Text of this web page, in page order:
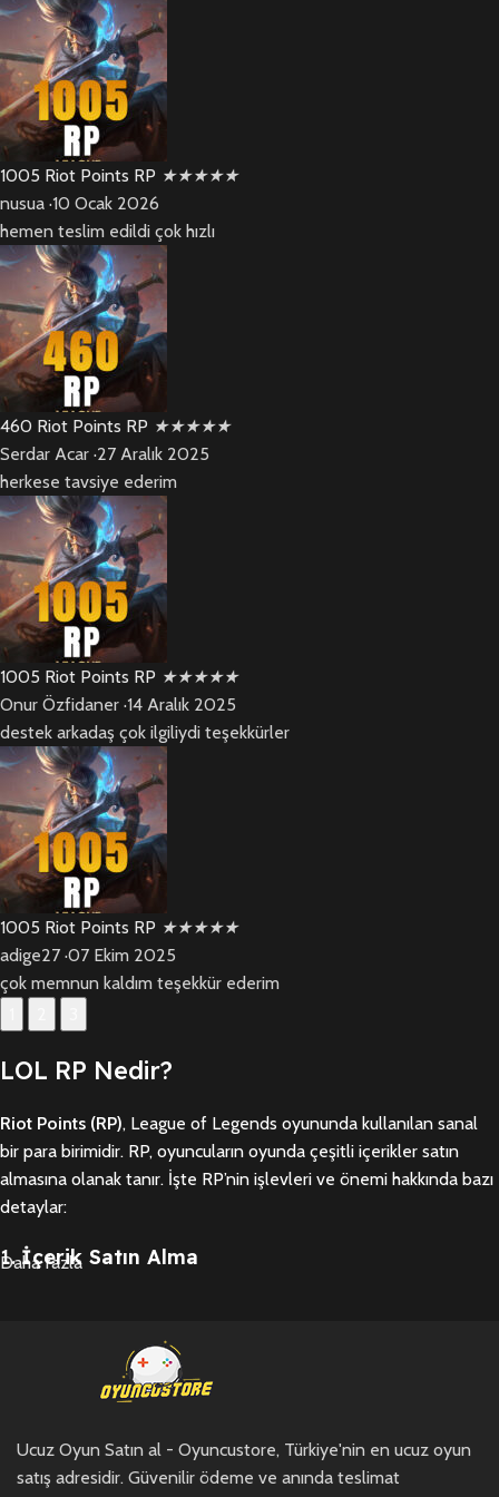
1005 Riot Points RP ★★★★★
nusua ·10 Ocak 2026
hemen teslim edildi çok hızlı
460 Riot Points RP ★★★★★
Serdar Acar ·27 Aralık 2025
herkese tavsiye ederim
1005 Riot Points RP ★★★★★
Onur Özfidaner ·14 Aralık 2025
destek arkadaş çok ilgiliydi teşekkürler
1005 Riot Points RP ★★★★★
adige27 ·07 Ekim 2025
çok memnun kaldım teşekkür ederim
LOL RP Nedir?
Riot Points (RP), League of Legends oyununda kullanılan sanal
bir para birimidir. RP, oyuncuların oyunda çeşitli içerikler satın
almasına olanak tanır. İşte RP’nin işlevleri ve önemi hakkında bazı
detaylar:
1.İçerik Satın Alma
Yeni Şampiyonlar:Oyun içindeki karakterleri (şampiyonları)
Kostümler:
Şampiyonların görünümünü değiştiren, özel efektler
ve temalar içeren kostümler satın almak için kullanılabilir.
Daha fazla
Ucuz Oyun Satın al - Oyuncustore, Türkiye'nin en ucuz oyun
satış adresidir. Güvenilir ödeme ve anında teslimat